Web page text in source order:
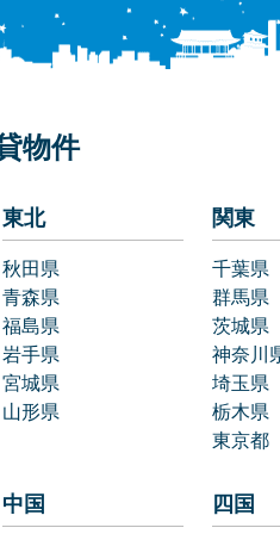
物件
東北
秋田県
青森県
福島県
岩手県
宮城県
山形県
関東
千葉県
群馬県
茨城県
神奈川
埼玉県
栃木県
東京都
中国 四国